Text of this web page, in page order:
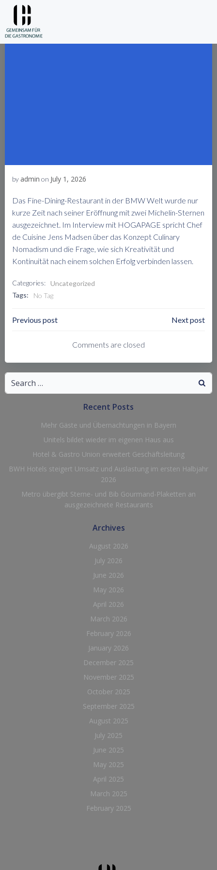
by admin on July 1, 2026
Das Fine-Dining-Restaurant in der BMW Welt wurde nur
kurze Zeit nach seiner Eröffnung mit zwei Michelin-Sternen
ausgezeichnet. Im Interview mit HOGAPAGE spricht Chef
de Cuisine Jens Madsen über das Konzept Culinary
Nomadism und die Frage, wie sich Kreativität und
Kontinuität nach einem solchen Erfolg verbinden lassen.
Categories: Uncategorized
Tags:
No Tag
Post
Navigation
Previous post
Navigation
Next post
Comments are closed
Search
for:
Recent Posts
Mehr Gäste und Übernachtungen in Bayern
Unitels bildet wieder im eigenen Haus aus
Hotel & Gastro Union erweitert Geschäftsleitung
BWH Hotels steigert Umsatz und Auslastung im ersten Halbjahr
2026
Metro übergibt Sterne- und Bib Gourmand-Plaketten an
ausgezeichnete Restaurants
Archives
August 2026
July 2026
June 2026
May 2026
April 2026
March 2026
February 2026
January 2026
December 2025
November 2025
October 2025
September 2025
August 2025
July 2025
June 2025
May 2025
April 2025
March 2025
February 2025